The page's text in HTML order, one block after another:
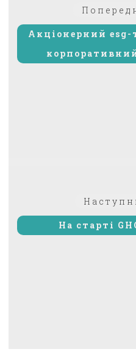
Акціонерний esg-
На старті